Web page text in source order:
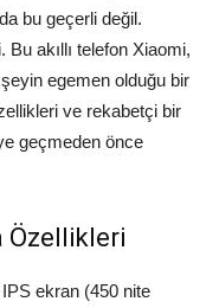
bu geçerli değil.
akıllı telefon Xiaomi,
egemen olduğu bir
ve rekabetçi bir
geçmeden önce
Özellikleri
ekran (450 nite